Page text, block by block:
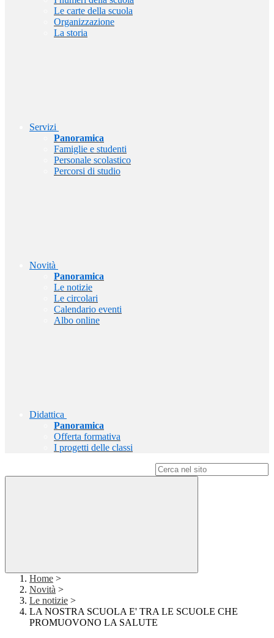
Le carte della scuola
Organizzazione
La storia
Servizi
Panoramica
Famiglie e studenti
Personale scolastico
Percorsi di studio
Novità
Panoramica
Le notizie
Le circolari
Calendario eventi
Albo online
Didattica
Panoramica
Offerta formativa
I progetti delle classi
Home >
Novità >
Le notizie >
LA NOSTRA SCUOLA E' TRA LE SCUOLE CHE
PROMUOVONO LA SALUTE